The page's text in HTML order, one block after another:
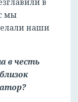
мы
наши
в честь